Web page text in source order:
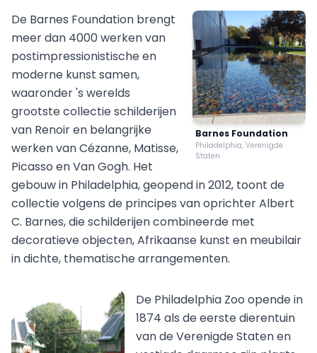
Barnes Foundation
Philadelphia, Verenigde
Staten
De Barnes Foundation brengt
meer dan 4000 werken van
postimpressionistische en
moderne kunst samen,
waaronder 's werelds
grootste collectie schilderijen
van Renoir en belangrijke
werken van Cézanne, Matisse,
Picasso en Van Gogh. Het
gebouw in Philadelphia, geopend in 2012, toont de
collectie volgens de principes van oprichter Albert
C. Barnes, die schilderijen combineerde met
decoratieve objecten, Afrikaanse kunst en meubilair
in dichte, thematische arrangementen.
De Philadelphia Zoo opende in
1874 als de eerste dierentuin
van de Verenigde Staten en